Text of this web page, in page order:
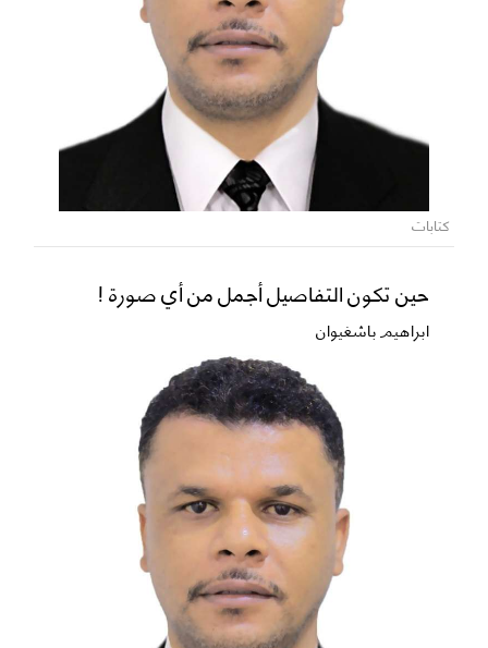
كتابات
حين تكون التفاصيل أجمل من أي صورة !
ابراهيم باشغيوان